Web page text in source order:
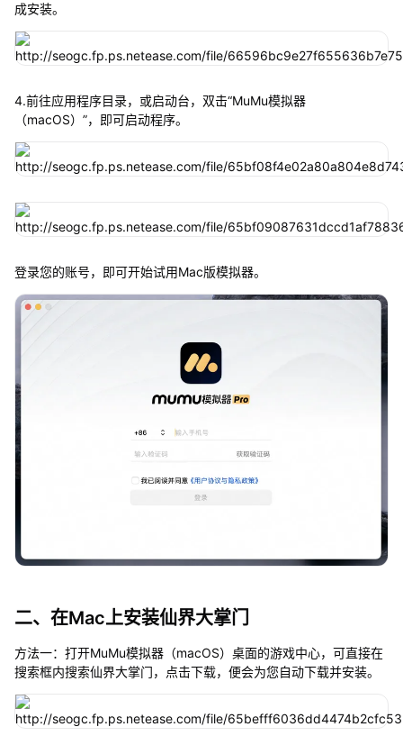
成安装。
4.前往应用程序目录，或启动台，双击“MuMu模拟器
（macOS）”，即可启动程序。
登录您的账号，即可开始试用Mac版模拟器。
二、在Mac上安装仙界大掌门
方法一：打开MuMu模拟器（macOS）桌面的游戏中心，可直接在
搜索框内搜索仙界大掌门，点击下载，便会为您自动下载并安装。